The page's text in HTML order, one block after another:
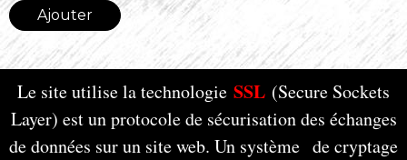
Ajouter
Le site utilise la technologie SSL (Secure Sockets
Layer) est un protocole de sécurisation des échanges
de données sur un site web. Un système de cryptage